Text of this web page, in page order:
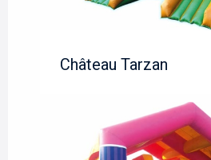
Château Tarzan